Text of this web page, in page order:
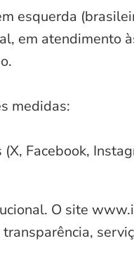
esquerda
em atendimento
medidas:
Facebook,
O site